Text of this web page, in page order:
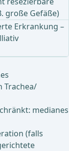
große Gefäße)
Erkrankung –
Trachea/
medianes
(falls